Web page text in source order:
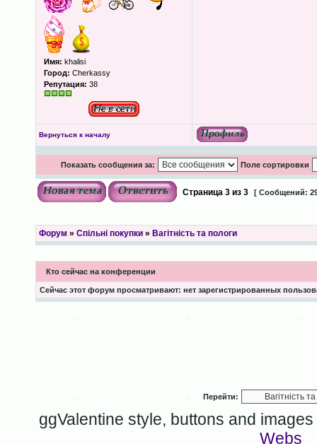
Имя: khalisi
Город: Cherkassy
Репутация: 38
Вернуться к началу
Показать сообщения за: Поле сортировки
Страница 3из 3 [ Сообщений:
Форум » Спільні покупки» Вагітність та пологи
Кто сейчас на конференции
Сейчас этот форум просматривают: нет зарегистрированных
Перейти:
ggValentine style, buttons and
Webs